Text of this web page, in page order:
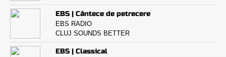
EBS | Cântece de petrecere
EBS RADIO
CLUJ SOUNDS BETTER
EBS | Classical